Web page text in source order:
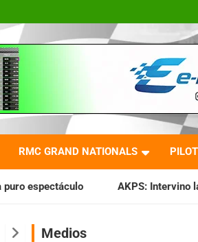
RMC GRAND NATIONALS
AKPS: Intervino la IGJ y oficializó
Medios